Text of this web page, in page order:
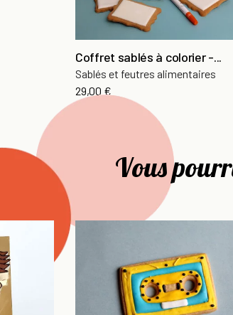
Coffret sablés à colorier -...
Sablés et feutres alimentaires
Prix
29,00 €
Vous